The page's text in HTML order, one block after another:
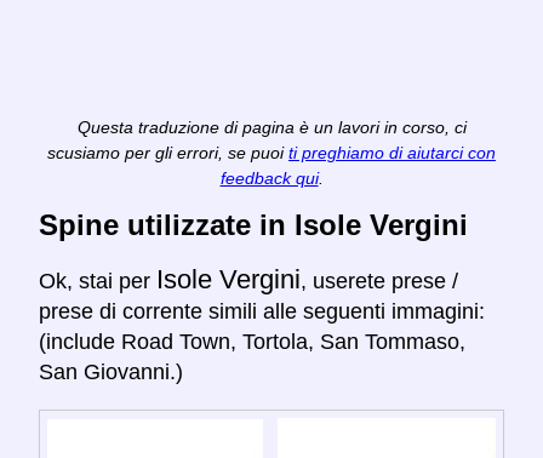
Questa traduzione di pagina è un lavori in corso, ci
scusiamo per gli errori, se puoi ti preghiamo di aiutarci con
feedback qui.
Spine utilizzate in Isole Vergini
Ok, stai per Isole Vergini, userete prese /
prese di corrente simili alle seguenti immagini:
(include Road Town, Tortola, San Tommaso,
San Giovanni.)